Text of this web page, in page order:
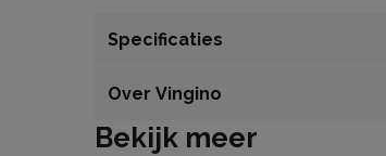
Specificaties
Over Vingino
Bekijk meer